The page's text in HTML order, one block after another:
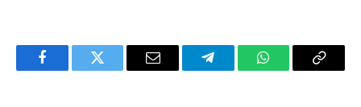
FacebookTwitter Email TelegramWhatsAppCopy